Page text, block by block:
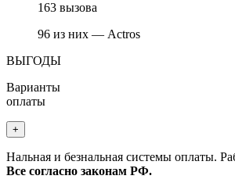
163 вызова
96 из них — Actros
ВЫГОДЫ
Варианты
оплаты
+
Нальная и безнальная системы оплаты.
Все согласно законам РФ.